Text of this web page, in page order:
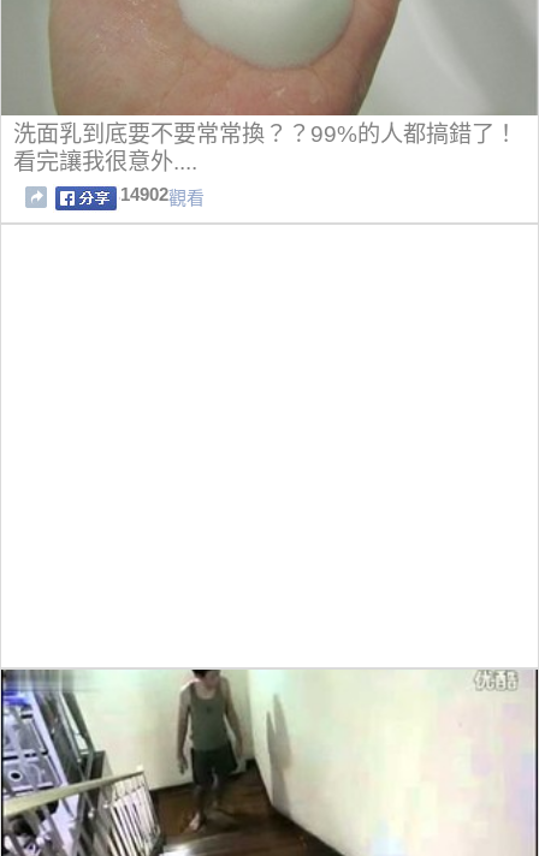
洗面乳到底要不要常常換？？99%的人都搞錯了！
看完讓我很意外....
14902觀看